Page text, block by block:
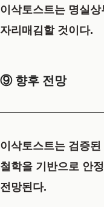
이삭토스트는 명실
자리매김할 것이다.
⑨ 향후 전망
이삭토스트는 검증
철학을 기반으로 안
전망된다.